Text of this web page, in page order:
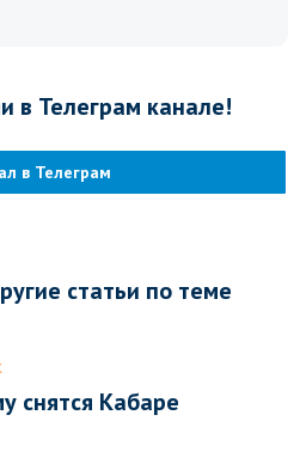
в Телеграм канале!
в Телеграм
статьи по теме
снятся Кабаре